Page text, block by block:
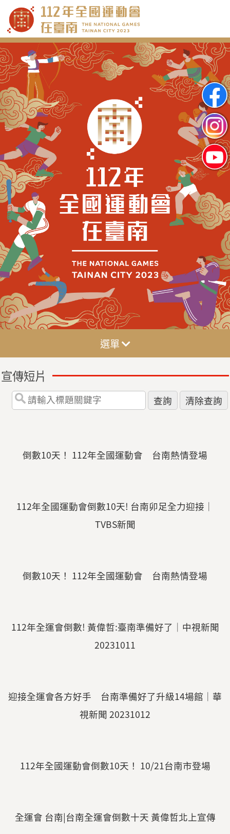
要
內
容
選單
宣傳短片
倒數10天！ 112年全國運動會 台南熱情登場
112年全國運動會倒數10天! 台南卯足全力迎接｜
TVBS新聞
倒數10天！ 112年全國運動會 台南熱情登場
112年全運會倒數! 黃偉哲:臺南準備好了│中視新聞
20231011
迎接全運會各方好手 台南準備好了升級14場館｜華
視新聞 20231012
112年全國運動會倒數10天！ 10/21台南市登場
全運會 台南|台南全運會倒數十天 黃偉哲北上宣傳